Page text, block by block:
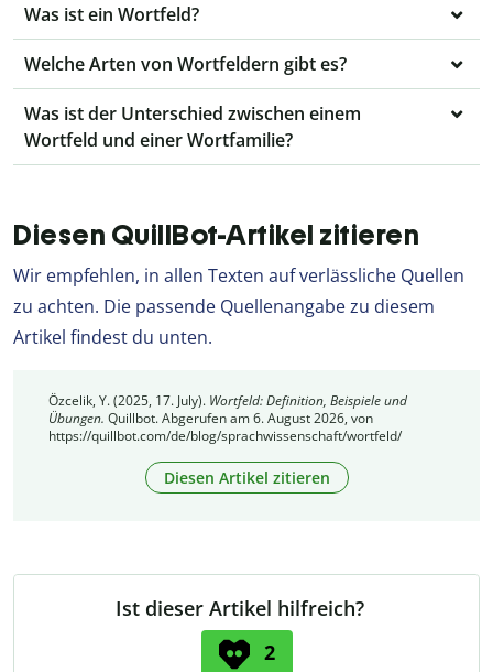
Was ist ein Wortfeld?
Welche Arten von Wortfeldern gibt es?
Was ist der Unterschied zwischen einem
Wortfeld und einer Wortfamilie?
Diesen QuillBot-Artikel zitieren
Wir empfehlen, in allen Texten auf verlässliche Quellen
zu achten. Die passende Quellenangabe zu diesem
Artikel findest du unten.
Özcelik, Y. (2025, 17. July). Wortfeld: Definition, Beispiele und
Übungen. Quillbot. Abgerufen am 6. August 2026, von
https://quillbot.com/de/blog/sprachwissenschaft/wortfeld/
Diesen Artikel zitieren
Ist dieser Artikel hilfreich?
2